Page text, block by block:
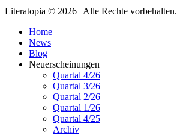
Literatopia © 2026 | Alle Rechte vorbehalten.
Home
News
Blog
Neuerscheinungen
Quartal 4/26
Quartal 3/26
Quartal 2/26
Quartal 1/26
Quartal 4/25
Archiv